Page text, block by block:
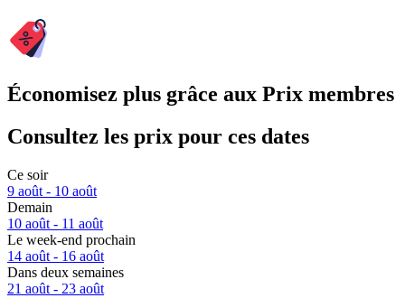
Économisez plus grâce aux Prix membres
Consultez les prix pour ces dates
Ce soir
9 août - 10 août
Demain
10 août - 11 août
Le week-end prochain
14 août - 16 août
Dans deux semaines
21 août - 23 août